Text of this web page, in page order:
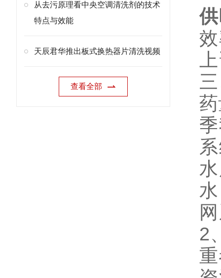
从去污原理看中央空调清洗剂的技术
特点与效能
天辰君华推出板式换热器片清洗视频
查看全部
2